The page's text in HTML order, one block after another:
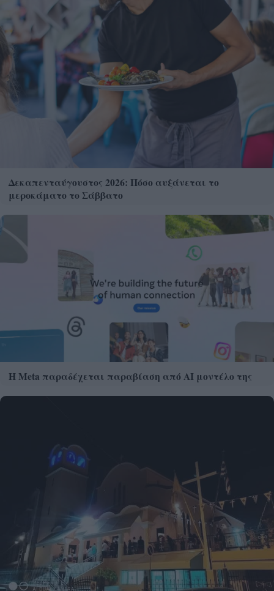
Δεκαπενταύγουστος 2026: Πόσο αυξάνεται το
μεροκάματο το Σάββατο
Η Meta παραδέχεται παραβίαση από AI μοντέλο της